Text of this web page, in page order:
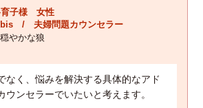
育子様 女性
/ 夫婦問題カウンセラー
穏やかな狼
なく、悩みを解決する具体的なアド
ウンセラーでいたいと考えます。